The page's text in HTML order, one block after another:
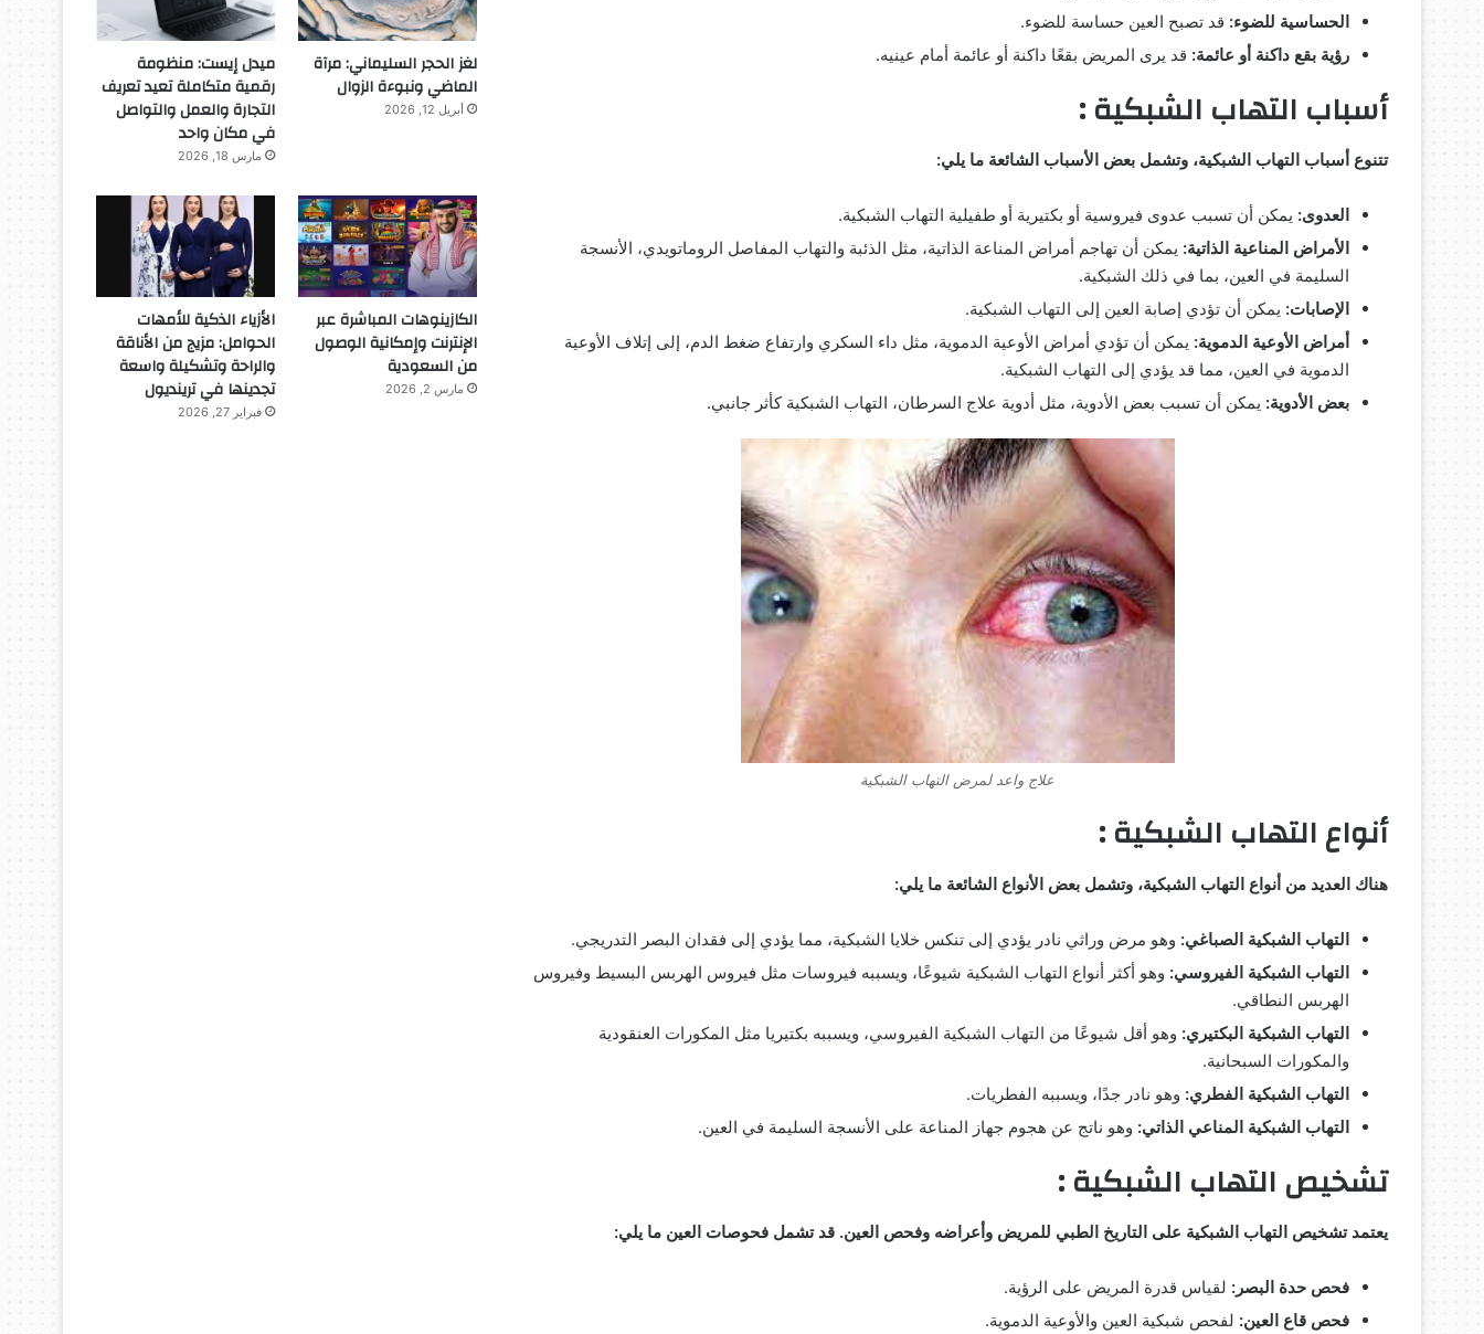
الحساسية للضوء: قد تصبح العين حساسة للضوء.
رؤية بقع داكنة أو عائمة: قد يرى المريض بقعًا داكنة أو عائمة أمام عينيه.
أسباب التهاب الشبكية :
تتنوع أسباب التهاب الشبكية، وتشمل بعض الأسباب الشائعة ما يلي:
العدوى: يمكن أن تسبب عدوى فيروسية أو بكتيرية أو طفيلية التهاب الشبكية.
الأمراض المناعية الذاتية: يمكن أن تهاجم أمراض المناعة الذاتية، مثل الذئبة والتهاب المفاصل الروماتويدي، الأنسجة
السليمة في العين، بما في ذلك الشبكية.
الإصابات: يمكن أن تؤدي إصابة العين إلى التهاب الشبكية.
أمراض الأوعية الدموية: يمكن أن تؤدي أمراض الأوعية الدموية، مثل داء السكري وارتفاع ضغط الدم، إلى إتلاف الأوعية
الدموية في العين، مما قد يؤدي إلى التهاب الشبكية.
بعض الأدوية: يمكن أن تسبب بعض الأدوية، مثل أدوية علاج السرطان، التهاب الشبكية كأثر جانبي.
علاج واعد لمرض التهاب الشبكية
أنواع التهاب الشبكية :
هناك العديد من أنواع التهاب الشبكية، وتشمل بعض الأنواع الشائعة ما يلي:
التهاب الشبكية الصباغي: وهو مرض وراثي نادر يؤدي إلى تنكس خلايا الشبكية، مما يؤدي إلى فقدان البصر التدريجي.
التهاب الشبكية الفيروسي: وهو أكثر أنواع التهاب الشبكية شيوعًا، ويسببه فيروسات مثل فيروس الهربس البسيط وفيروس
الهربس النطاقي.
التهاب الشبكية البكتيري: وهو أقل شيوعًا من التهاب الشبكية الفيروسي، ويسببه بكتيريا مثل المكورات العنقودية
والمكورات السبحانية.
التهاب الشبكية الفطري: وهو نادر جدًا، ويسببه الفطريات.
التهاب الشبكية المناعي الذاتي: وهو ناتج عن هجوم جهاز المناعة على الأنسجة السليمة في العين.
تشخيص التهاب الشبكية :
يعتمد تشخيص التهاب الشبكية على التاريخ الطبي للمريض وأعراضه وفحص العين. قد تشمل فحوصات العين ما يلي:
فحص حدة البصر: لقياس قدرة المريض على الرؤية.
فحص قاع العين: لفحص شبكية العين والأوعية الدموية.
لغز الحجر السليماني: مرآة
الماضي ونبوءة الزوال
أبريل 12, 2026
ميدل إيست: منظومة
رقمية متكاملة تعيد تعريف
التجارة والعمل والتواصل
في مكان واحد
مارس 18, 2026
الكازينوهات المباشرة عبر
الإنترنت وإمكانية الوصول
من السعودية
مارس 2, 2026
الأزياء الذكية للأمهات
الحوامل: مزيج من الأناقة
والراحة وتشكيلة واسعة
تجدينها في ترينديول
فبراير 27, 2026